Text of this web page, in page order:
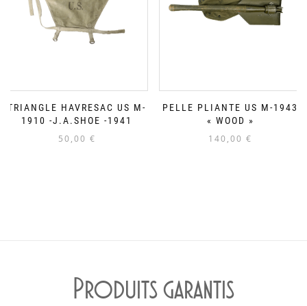
TRIANGLE HAVRESAC US M-
1910 -J.A.SHOE -1941
50,00 €
PELLE PLIANTE US M-1943
« WOOD »
140,00 €
Produits garantis